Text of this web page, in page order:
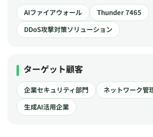
AIファイアウォール
Thunder 7465
DDoS攻撃対策ソリューション
ターゲット顧客
企業セキュリティ部門
ネットワーク管
生成AI活用企業